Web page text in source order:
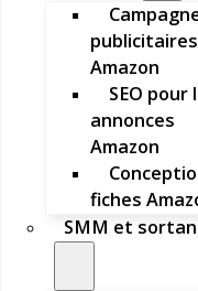
publicitaires
Amazon
SEO pour
annonces
Amazon
fiches
SMM et